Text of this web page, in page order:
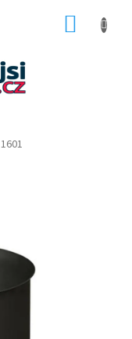
1601